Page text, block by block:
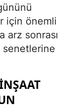
için önemli
arz sonrası
senetlerine